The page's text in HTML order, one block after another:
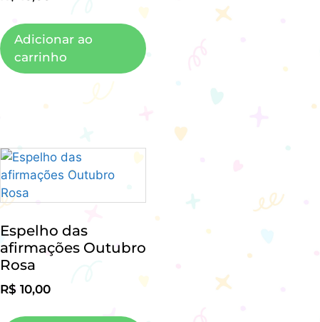
Adicionar ao
carrinho
Espelho das
afirmações Outubro
Rosa
R$ 10,00